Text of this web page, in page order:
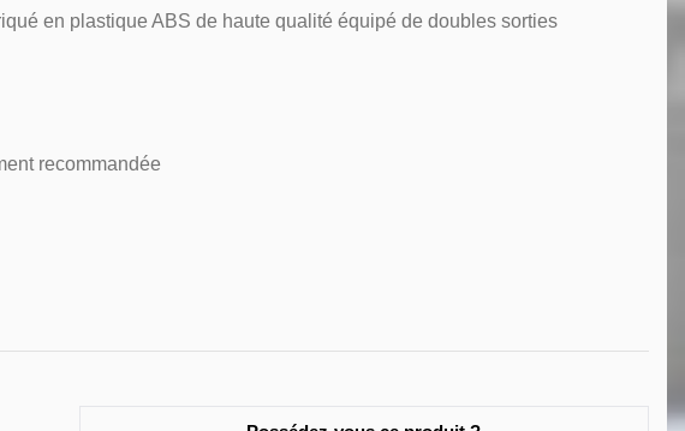
en plastique ABS de haute qualité équipé de doubles sorties
recommandée